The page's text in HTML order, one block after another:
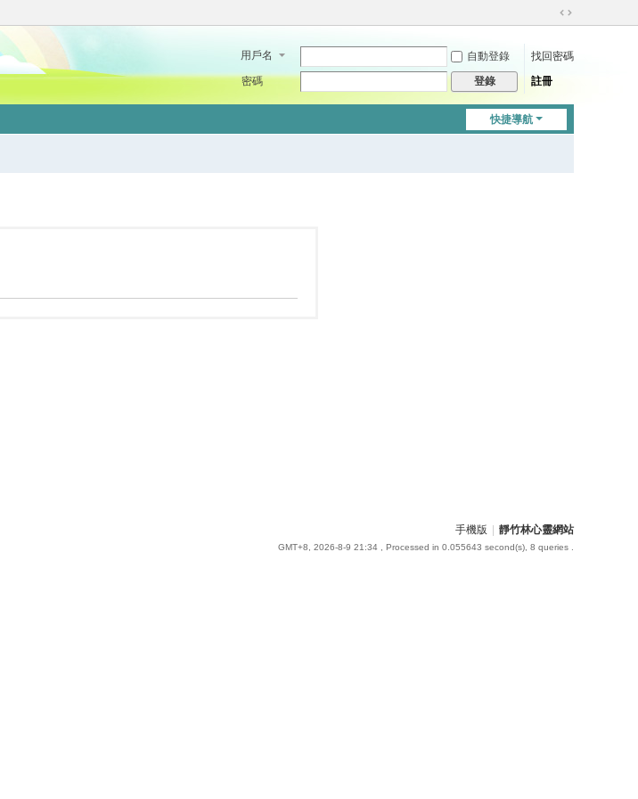
切
到
用戶名 自動登錄
找回密碼
密碼
登錄 註冊
快捷導航
手機版 靜竹林心靈網站
GMT+8, 2026-8-9 21:34 , Processed in 0.055643 second(s), 8 queries .